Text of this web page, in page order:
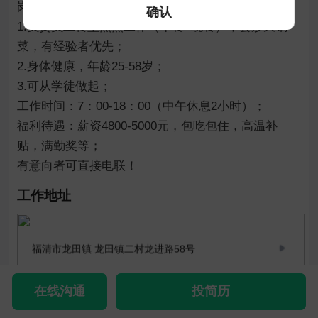
岗位要求：
1.负责员工食堂烹煮工作（午餐+晚餐），会炒大锅
菜，有经验者优先；
2.身体健康，年龄25-58岁；
3.可从学徒做起；
工作时间：7：00-18：00（中午休息2小时）；
福利待遇：薪资4800-5000元，包吃包住，高温补
贴，满勤奖等；
工作地址
福清市龙田镇 龙田镇二村龙进路58号
在线沟通 投简历
确认